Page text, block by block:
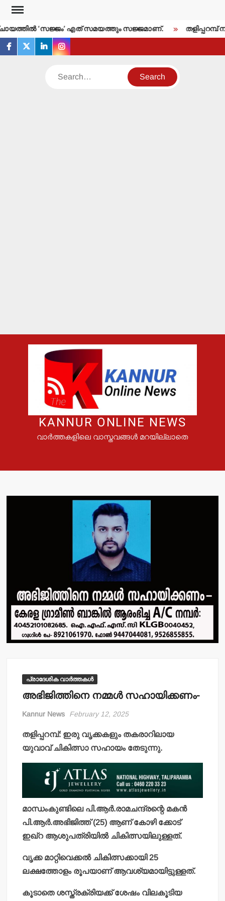
Skip
content
‘സജ്ജം’ എത് സമയത്തും സജ്ജമാണ്. തളിപ്പറമ്പ്
facebook
twitterlinkedininstagram
Search
KANNUR ONLINE NEWS
വാർത്തകളിലെ വാസ്തവങ്ങൾ മറയില്ലാതെ
പ്രാദേശിക വാർത്തകൾ
അഭിജിത്തിനെ നമ്മള്‍ സഹായിക്കണം-
Kannur News February 12, 2025
തളിപ്പറമ്പ്: ഇരു വൃക്കകളും തകരാറിലായ
യുവാവ് ചികിത്സാ സഹായം തേടുന്നു.
മാന്ധംകുണ്ടിലെ പി.ആര്‍.രാമചന്ദ്രന്റെ മകന്‍
പി.ആര്‍.അഭിജിത്ത് (25) ആണ് കോഴി ക്കോട്
ഇഖ്‌റ ആശുപത്രിയില്‍ ചികിത്സയിലുള്ളത്.
വൃക്ക മാറ്റിവെക്കല്‍ ചികിത്സക്കായി 25
ലക്ഷത്തോളം രൂപയാണ് ആവശ്യമായിട്ടുള്ളത്.
കൂടാതെ ശസ്ത്രക്രിയക്ക് ശേഷം വിലകൂടിയ